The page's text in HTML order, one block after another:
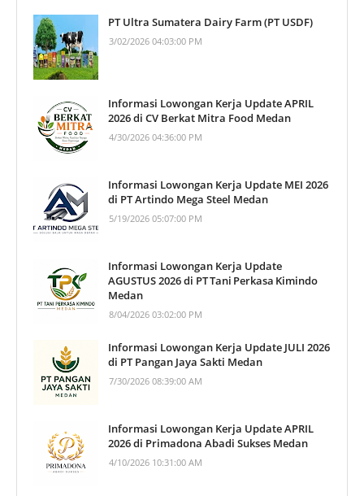
PT Ultra Sumatera Dairy Farm (PT USDF)
3/02/2026 04:03:00 PM
Informasi Lowongan Kerja Update APRIL
2026 di CV Berkat Mitra Food Medan
4/30/2026 04:36:00 PM
Informasi Lowongan Kerja Update MEI 2026
di PT Artindo Mega Steel Medan
5/19/2026 05:07:00 PM
Informasi Lowongan Kerja Update
AGUSTUS 2026 di PT Tani Perkasa Kimindo
Medan
8/04/2026 03:02:00 PM
Informasi Lowongan Kerja Update JULI 2026
di PT Pangan Jaya Sakti Medan
7/30/2026 08:39:00 AM
Informasi Lowongan Kerja Update APRIL
2026 di Primadona Abadi Sukses Medan
4/10/2026 10:31:00 AM